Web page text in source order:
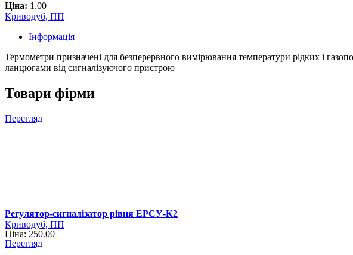
Ціна: 1.00
Криводуб, ПП
Інформація
Термометри призначені для безперервного вимірювання температури рідких і
ланцюгами від сигналізуючого пристрою
Товари фірми
Перегляд
Регулятор-сигналізатор рівня ЕРСУ-К2
Криводуб, ПП
Ціна: 250.00
Перегляд